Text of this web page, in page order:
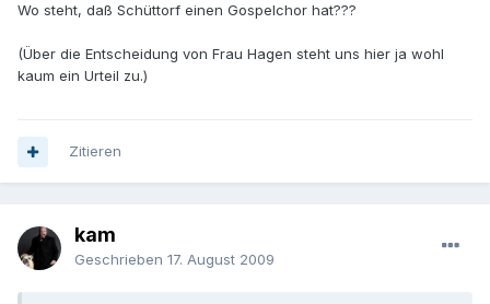
Wo steht, daß Schüttorf einen Gospelchor hat???
(Über die Entscheidung von Frau Hagen steht uns hier ja wohl
kaum ein Urteil zu.)
Zitieren
kam
Geschrieben 17. August 2009